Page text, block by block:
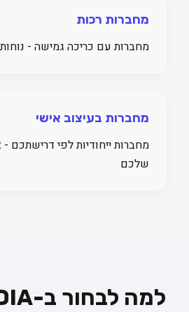
מחברות רכות
מחברות עם כריכה גמישה -
מחברות בעיצוב אישי
מחברות ייחודיות לפי דרישתכם -
שלכם
למה לבחור ב-FOR MEDIA?